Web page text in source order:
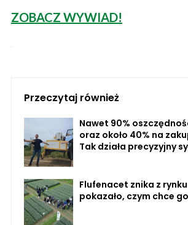
ZOBACZ WYWIAD!
Przeczytaj również
Nawet 90%
oraz około 40% na
Tak działa precyzyjny
Flufenacet znika z
pokazało, czym chce